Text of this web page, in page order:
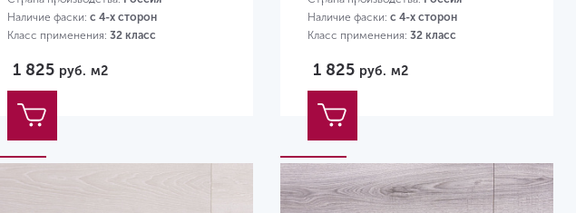
Наличие фаски: с 4-х сторон
Класс применения: 32 класс
1 825 руб. м2
Наличие фаски: с 4-х сторон
Класс применения: 32 класс
1 825 руб. м2